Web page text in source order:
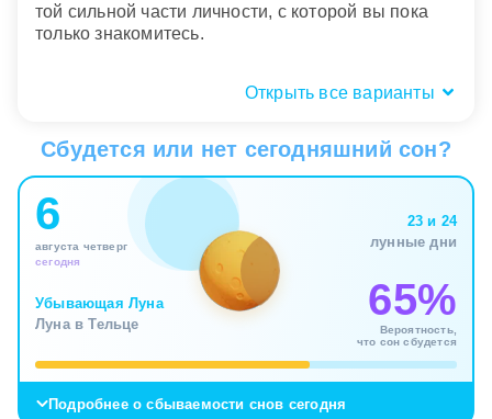
той сильной части личности, с которой вы пока
только знакомитесь.
Открыть все варианты
травма
Чувствовать во сне силу, уверенность и
спокойную мощь значит переживать период
внутренней сборки. Сон показывает, что вы
постепенно осваиваете контроль над нагрузками,
а не просто терпите их. В таком состоянии
бодибилдинг становится образом способности
держать удар, не теряя себя и не впадая в
Усталость, боль или травма переводят сюжет в
тему перенапряжения. Подсознание показывает
Сбудется или нет сегодняшний сон?
6
августа четверг
сегодня
Убывающая Луна
Луна в Тельце
23 и 24
лунные дни
65%
Вероятность,
что сон сбудется
Подробнее о сбываемости снов сегодня